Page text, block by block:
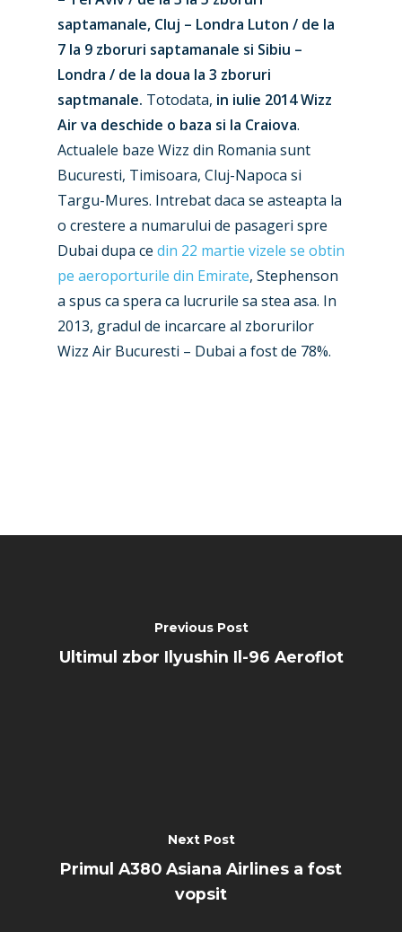
saptamanale, Cluj – Londra Luton / de la
7 la 9 zboruri saptamanale si Sibiu –
Londra / de la doua la 3 zboruri
saptmanale. Totodata, in iulie 2014 Wizz
Air va deschide o baza si la Craiova.
Actualele baze Wizz din Romania sunt
Bucuresti, Timisoara, Cluj-Napoca si
Targu-Mures. Intrebat daca se asteapta la
o crestere a numarului de pasageri spre
Dubai dupa ce din 22 martie vizele se obtin
pe aeroporturile din Emirate, Stephenson
a spus ca spera ca lucrurile sa stea asa. In
2013, gradul de incarcare al zborurilor
Wizz Air Bucuresti – Dubai a fost de 78%.
Previous Post
Ultimul zbor Ilyushin Il-96 Aeroflot
Next Post
Primul A380 Asiana Airlines a fost
vopsit